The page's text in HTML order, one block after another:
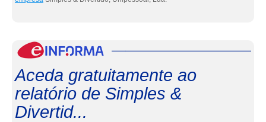
Aceda gratuitamente ao
relatório de Simples &
Divertid...